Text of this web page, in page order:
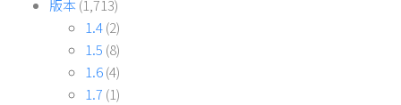
版本 (1,713)
1.4(2)
1.5 (8)
1.6(4)
1.7 (1)